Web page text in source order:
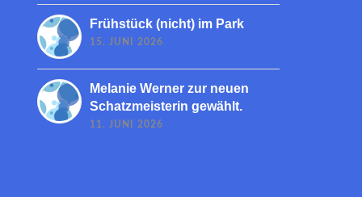
Frühstück (nicht) im Park
15. JUNI 2026
Melanie Werner zur neuen
Schatzmeisterin gewählt.
11. JUNI 2026